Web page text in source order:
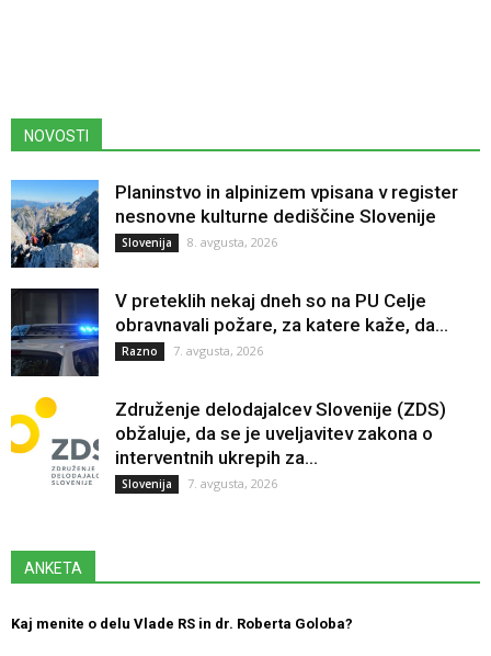
NOVOSTI
Planinstvo in alpinizem vpisana v register
nesnovne kulturne dediščine Slovenije
Slovenija 8. avgusta, 2026
V preteklih nekaj dneh so na PU Celje
obravnavali požare, za katere kaže, da...
Razno 7. avgusta, 2026
Združenje delodajalcev Slovenije (ZDS)
obžaluje, da se je uveljavitev zakona o
interventnih ukrepih za...
Slovenija 7. avgusta, 2026
ANKETA
Kaj menite o delu Vlade RS in dr. Roberta Goloba?